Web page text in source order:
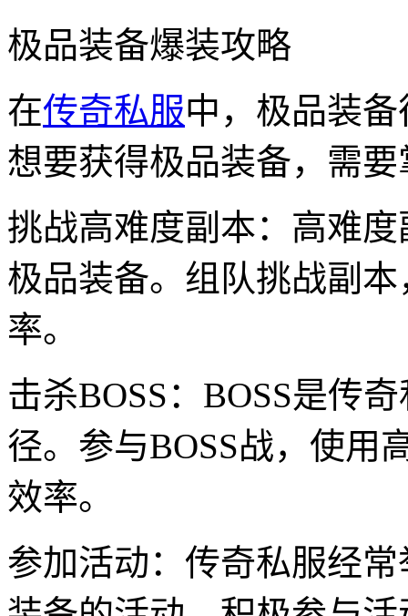
极品装备爆装攻略
在传奇私服中，极品装
想要获得极品装备，需
挑战高难度副本：高难
极品装备。组队挑战副
率。
击杀BOSS：BOSS是传
径。参与BOSS战，使用
效率。
参加活动：传奇私服经